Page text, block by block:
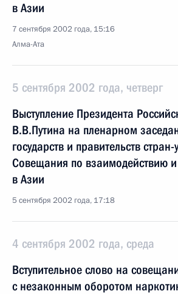
в Азии
7 сентября 2002 года, 15:16
Алма-Ата
5 сентября 2002 года, четверг
Выступление Президента
В.В.Путина на пленарном
государств и правительств стран-
Совещания по взаимодействию
в Азии
5 сентября 2002 года, 17:18
4 сентября 2002 года, среда
Вступительное слово на
с незаконным оборотом